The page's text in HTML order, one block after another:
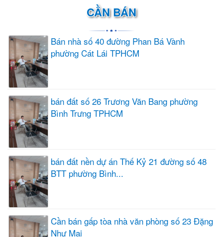
CẦN BÁN
Bán nhà số 40 đường Phan Bá Vành
phường Cát Lái TPHCM
bán đất số 26 Trương Văn Bang phường
Bình Trưng TPHCM
bán đất nền dự án Thế Kỷ 21 đường số 48
BTT phường Bình...
Cần bán gấp tòa nhà văn phòng số 23 Đặng
Như Mai